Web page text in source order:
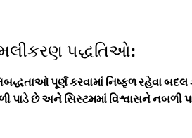
પદ્ધતિઓ:
પૂર્ણ કરવામાં નિષ્ફળ રહેવા બદલ
પાડે છે અને સિસ્ટમમાં વિશ્વાસને નબળી